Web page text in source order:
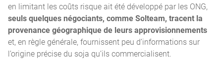
en limitant les coûts risque ait été développé par les ONG,
seuls quelques négociants, comme Solteam, tracent la
provenance géographique de leurs approvisionnements
et, en règle générale, fournissent peu d’informations sur
l’origine précise du soja qu’ils commercialisent.